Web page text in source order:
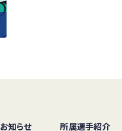
お知らせ 所属選手紹介